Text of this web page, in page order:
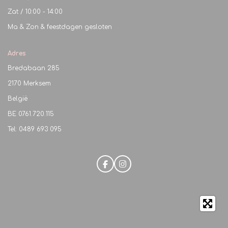
Zat / 10:00 - 14:00
Ma & Zon & feestdagen gesloten
Adres
Bredabaan 285
2170 Merksem
België
BE 0761.720.115
Tel: 0489 693 095
F
a
I
n